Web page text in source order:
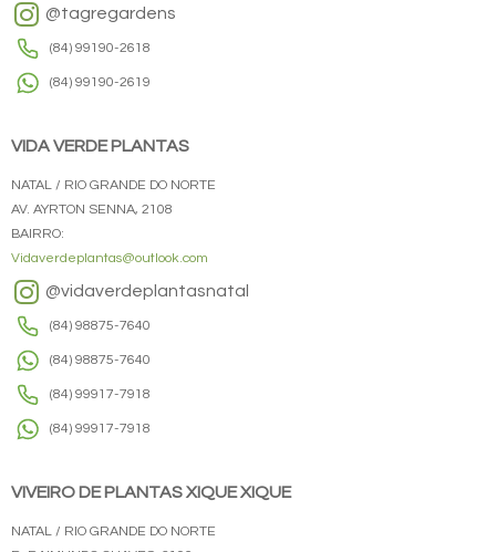
@tagregardens
(84) 99190-2618
(84) 99190-2619
VIDA VERDE PLANTAS
NATAL / RIO GRANDE DO NORTE
AV. AYRTON SENNA, 2108
BAIRRO:
Vidaverdeplantas@outlook.com
@vidaverdeplantasnatal
(84) 98875-7640
(84) 98875-7640
(84) 99917-7918
(84) 99917-7918
VIVEIRO DE PLANTAS XIQUE XIQUE
NATAL / RIO GRANDE DO NORTE